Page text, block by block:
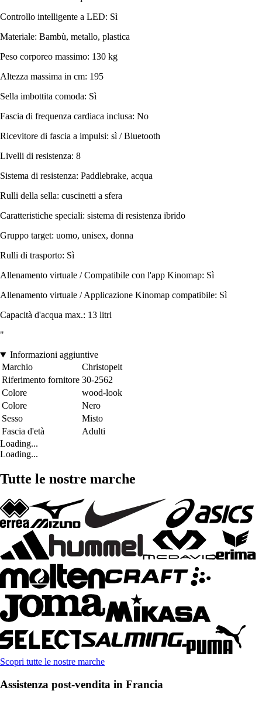
Controllo intelligente a LED: Sì
Materiale: Bambù, metallo, plastica
Peso corporeo massimo: 130 kg
Altezza massima in cm: 195
Sella imbottita comoda: Sì
Fascia di frequenza cardiaca inclusa: No
Ricevitore di fascia a impulsi: sì / Bluetooth
Livelli di resistenza: 8
Sistema di resistenza: Paddlebrake, acqua
Rulli della sella: cuscinetti a sfera
Caratteristiche speciali: sistema di resistenza ibrido
Gruppo target: uomo, unisex, donna
Rulli di trasporto: Sì
Allenamento virtuale / Compatibile con l'app Kinomap: Sì
Allenamento virtuale / Applicazione Kinomap compatibile: Sì
Capacità d'acqua max.: 13 litri
"
Informazioni aggiuntive
Marchio
Christopeit
Riferimento fornitore 30-2562
Colore
wood-look
Colore
Nero
Sesso
Misto
Fascia d'età
Adulti
Loading...
Loading...
Tutte le nostre marche
Scopri tutte le nostre marche
Assistenza post-vendita in Francia